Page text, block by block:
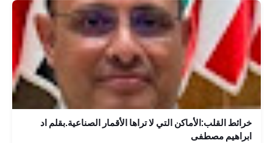
خرائط القلب:الأماكن التي لا تراها الأقمار الصناعية.بقلم اد
ابراهيم مصطفى